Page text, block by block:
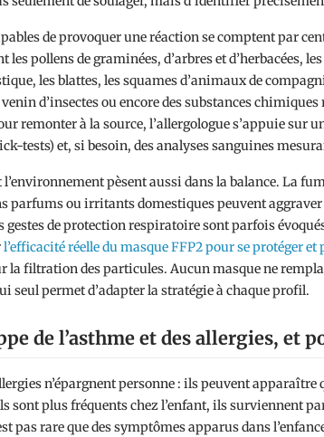
de provoquer une réaction se comptent par
les pollens de graminées, d’arbres et d’herbacées,
les blattes, les squames d’animaux de
d’insectes ou encore des substances
remonter à la source, l’allergologue s’appuie sur
tests) et, si besoin, des analyses sanguines
l’environnement pèsent aussi dans la balance. La
parfums ou irritants domestiques peuvent
gestes de protection respiratoire sont parfois
l’efficacité réelle du masque FFP2 pour se protéger et
la filtration des particules. Aucun masque ne
seul permet d’adapter la stratégie à chaque profil.
de l’asthme et des allergies, et
n’épargnent personne : ils peuvent apparaître
sont plus fréquents chez l’enfant, ils surviennent
pas rare que des symptômes apparus dans